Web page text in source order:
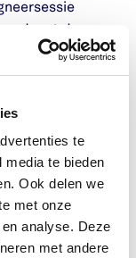
te
te bieden
Ook delen we
met onze
analyse. Deze
met andere
Bescherming